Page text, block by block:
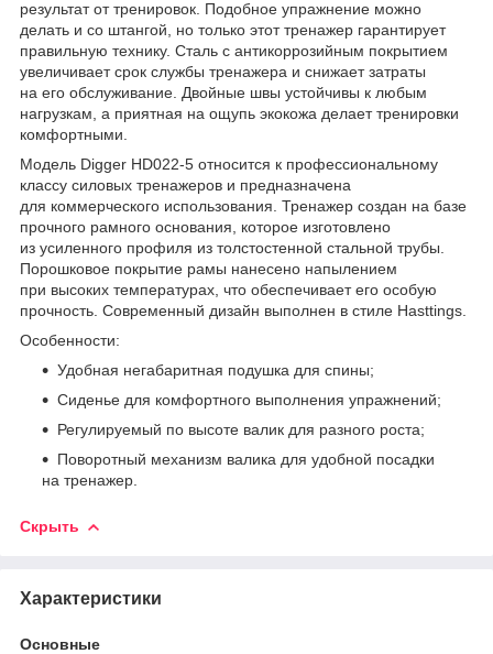
результат от тренировок. Подобное упражнение можно
делать и со штангой, но только этот тренажер гарантирует
правильную технику. Сталь с антикоррозийным покрытием
увеличивает срок службы тренажера и снижает затраты
на его обслуживание. Двойные швы устойчивы к любым
нагрузкам, а приятная на ощупь экокожа делает тренировки
комфортными.
Модель Digger HD022-5 относится к профессиональному
классу силовых тренажеров и предназначена
для коммерческого использования. Тренажер создан на базе
прочного рамного основания, которое изготовлено
из усиленного профиля из толстостенной стальной трубы.
Порошковое покрытие рамы нанесено напылением
при высоких температурах, что обеспечивает его особую
прочность. Современный дизайн выполнен в стиле Hasttings.
Особенности:
Удобная негабаритная подушка для спины;
Сиденье для комфортного выполнения упражнений;
Регулируемый по высоте валик для разного роста;
Поворотный механизм валика для удобной посадки
на тренажер.
Скрыть
Характеристики
Основные